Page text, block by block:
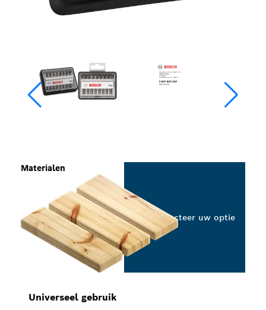
Universeel gebruik
Materialen
Selecteer uw optie